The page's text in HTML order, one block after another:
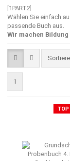
[1PART2]
Wählen Sie einfach
passende Buch aus.
Wir machen
1
TOP